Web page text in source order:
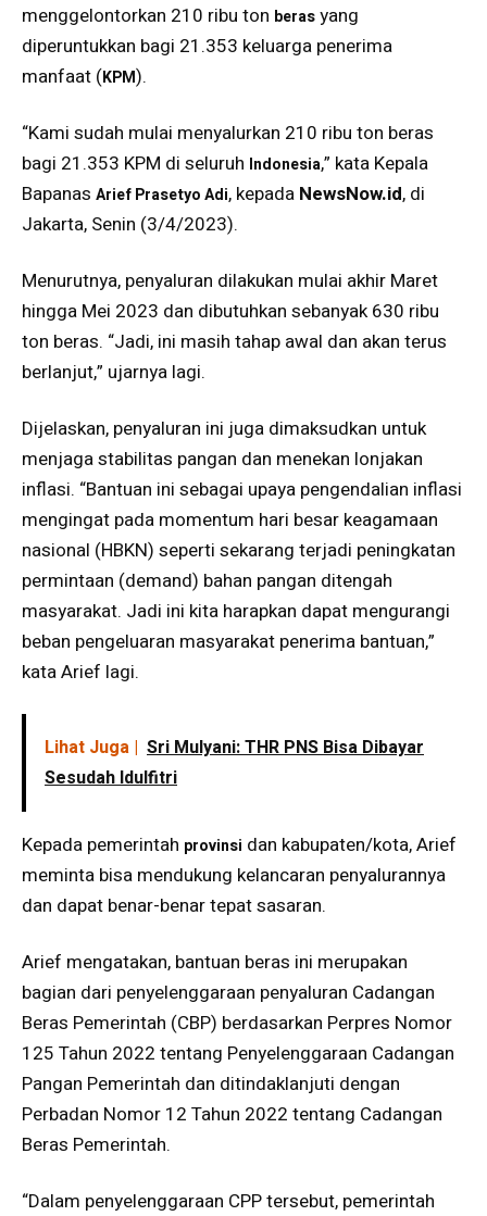
menggelontorkan 210 ribu ton berasyang
diperuntukkan bagi 21.353 keluarga penerima
manfaat (KPM).
“Kami sudah mulai menyalurkan 210 ribu ton beras
bagi 21.353 KPM di seluruh Indonesia,” kata Kepala
Bapanas Arief Prasetyo Adi, kepada NewsNow.id, di
Jakarta, Senin (3/4/2023).
Menurutnya, penyaluran dilakukan mulai akhir Maret
hingga Mei 2023 dan dibutuhkan sebanyak 630 ribu
ton beras. “Jadi, ini masih tahap awal dan akan terus
berlanjut,” ujarnya lagi.
Dijelaskan, penyaluran ini juga dimaksudkan untuk
menjaga stabilitas pangan dan menekan lonjakan
inflasi. “Bantuan ini sebagai upaya pengendalian inflasi
mengingat pada momentum hari besar keagamaan
nasional (HBKN) seperti sekarang terjadi peningkatan
permintaan (demand) bahan pangan ditengah
masyarakat. Jadi ini kita harapkan dapat mengurangi
beban pengeluaran masyarakat penerima bantuan,”
kata Arief lagi.
Lihat Juga | Sri Mulyani: THR PNS Bisa Dibayar
Sesudah Idulfitri
Kepada pemerintah provinsi dan kabupaten/kota, Arief
meminta bisa mendukung kelancaran penyalurannya
dan dapat benar-benar tepat sasaran.
Arief mengatakan, bantuan beras ini merupakan
bagian dari penyelenggaraan penyaluran Cadangan
Beras Pemerintah (CBP) berdasarkan Perpres Nomor
125 Tahun 2022 tentang Penyelenggaraan Cadangan
Pangan Pemerintah dan ditindaklanjuti dengan
Perbadan Nomor 12 Tahun 2022 tentang Cadangan
Beras Pemerintah.
“Dalam penyelenggaraan CPP tersebut, pemerintah